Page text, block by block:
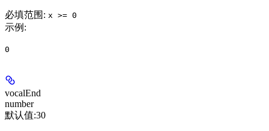
必填范围 : x >= 0
示例 :
0
vocalEnd
number
默认值:30